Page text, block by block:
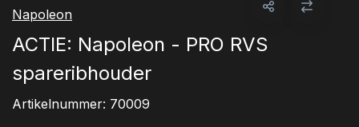
Napoleon
ACTIE: Napoleon - PRO RVS
spareribhouder
Artikelnummer: 70009